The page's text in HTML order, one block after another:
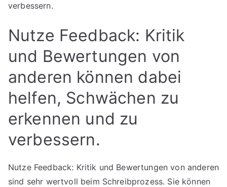
verbessern.
Nutze Feedback: Kritik
und Bewertungen von
anderen können dabei
helfen, Schwächen zu
erkennen und zu
verbessern.
Nutze Feedback: Kritik und Bewertungen von anderen
sind sehr wertvoll beim Schreibprozess. Sie können